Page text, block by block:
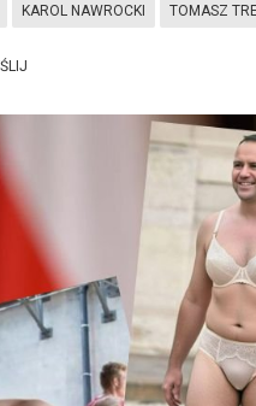
KAROL NAWROCKI TOMASZ